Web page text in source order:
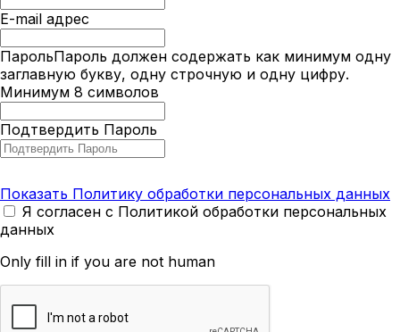
E-mail адрес
ПарольПароль должен содержать как минимум одну
заглавную букву, одну строчную и одну цифру.
Минимум 8 символов
Подтвердить Пароль
Показать Политику обработки персональных данных
Я согласен с Политикой обработки персональных
данных
Only fill in if you are not human